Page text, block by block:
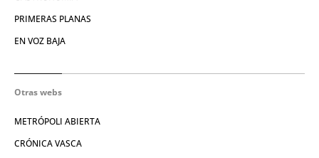
PRIMERAS PLANAS
EN VOZ BAJA
Otras webs
METRÓPOLI ABIERTA
CRÓNICA VASCA